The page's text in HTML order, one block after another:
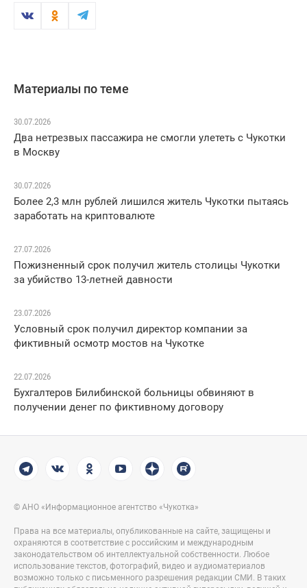
Материалы по теме
30.07.2026
Два нетрезвых пассажира не смогли улететь с Чукотки
в Москву
30.07.2026
Более 2,3 млн рублей лишился житель Чукотки пытаясь
заработать на криптовалюте
27.07.2026
Пожизненный срок получил житель столицы Чукотки
за убийство 13-летней давности
23.07.2026
Условный срок получил директор компании за
фиктивный осмотр мостов на Чукотке
22.07.2026
Бухгалтеров Билибинской больницы обвиняют в
получении денег по фиктивному договору
© АНО «Информационное агентство «Чукотка»
Права на все материалы, опубликованные на сайте, защищены и
охраняются в соответствие с российским и международным
законодательством об интеллектуальной собственности. Любое
использование текстов, фотографий, видео и аудиоматериалов
возможно только с письменного разрешения редакции СМИ. В таких